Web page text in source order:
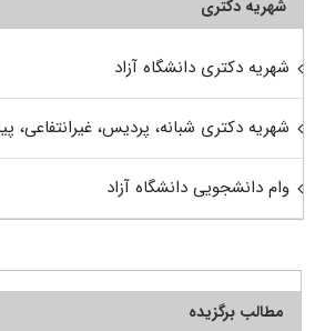
شهریه دکتری
شهریه دکتری دانشگاه آزاد
شهریه دکتری شبانه، پردیس، غیرانتفاعی،
وام دانشجویی دانشگاه آزاد
مطالب برگزیده